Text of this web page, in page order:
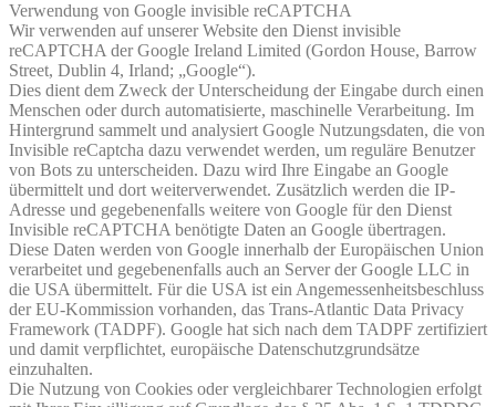
Verwendung von Google invisible reCAPTCHA
Wir verwenden auf unserer Website den Dienst invisible
reCAPTCHA der Google Ireland Limited (Gordon House, Barrow
Street, Dublin 4, Irland; „Google“).
Dies dient dem Zweck der Unterscheidung der Eingabe durch einen
Menschen oder durch automatisierte, maschinelle Verarbeitung. Im
Hintergrund sammelt und analysiert Google Nutzungsdaten, die von
Invisible reCaptcha dazu verwendet werden, um reguläre Benutzer
von Bots zu unterscheiden. Dazu wird Ihre Eingabe an Google
übermittelt und dort weiterverwendet. Zusätzlich werden die IP-
Adresse und gegebenenfalls weitere von Google für den Dienst
Invisible reCAPTCHA benötigte Daten an Google übertragen.
Diese Daten werden von Google innerhalb der Europäischen Union
verarbeitet und gegebenenfalls auch an Server der Google LLC in
die USA übermittelt. Für die USA ist ein Angemessenheitsbeschluss
der EU-Kommission vorhanden, das Trans-Atlantic Data Privacy
Framework (TADPF). Google hat sich nach dem TADPF zertifiziert
und damit verpflichtet, europäische Datenschutzgrundsätze
einzuhalten.
Die Nutzung von Cookies oder vergleichbarer Technologien erfolgt